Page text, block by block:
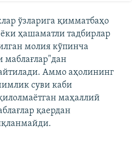
ўзларига қимматбаҳо
ҳашаматли тадбирлар
молия кўпинча
маблағлар"дан
Аммо аҳолининг
суви каби
маҳаллий
қаердан